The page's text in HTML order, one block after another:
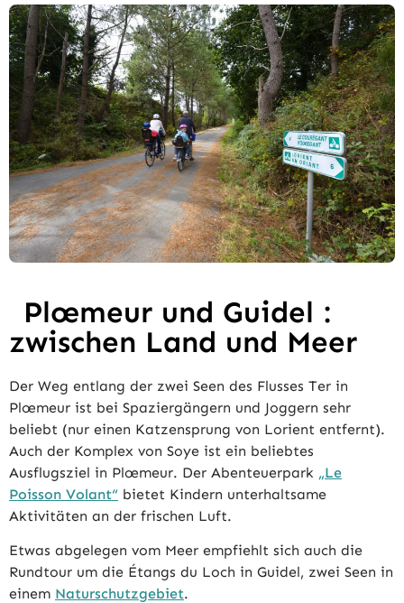
Plœmeur und Guidel :
zwischen Land und Meer
Der Weg entlang der zwei Seen des Flusses Ter in
Plœmeur ist bei Spaziergängern und Joggern sehr
beliebt (nur einen Katzensprung von Lorient entfernt).
Auch der Komplex von Soye ist ein beliebtes
Ausflugsziel in Plœmeur. Der Abenteuerpark „Le
Poisson Volant“ bietet Kindern unterhaltsame
Aktivitäten an der frischen Luft.
Etwas abgelegen vom Meer empfiehlt sich auch die
Rundtour um die Étangs du Loch in Guidel, zwei Seen in
einem Naturschutzgebiet.